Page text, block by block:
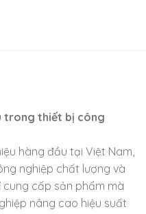
trong thiết bị công
hàng đầu tại Việt Nam,
nghiệp chất lượng và
cung cấp sản phẩm mà
nâng cao hiệu suất